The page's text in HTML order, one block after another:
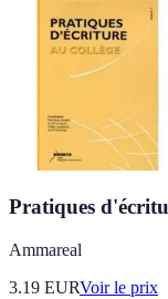
Pratiques
Ammareal
3.19 EURVoir le prix